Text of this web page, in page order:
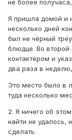
не более
Я пришла домой и
несколько дней
был не чёрный
блюдце. Во второй
контактёром и
два раза в
Это место было в
туда несколько
2. Я ничего об
найти не удалось,
сделать.